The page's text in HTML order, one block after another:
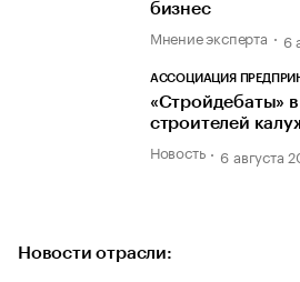
бизнес
Мнение эксперта 6
АССОЦИАЦИЯ
«Стройдебаты»
строителей
Новость 6 августа
Новости отрасли: